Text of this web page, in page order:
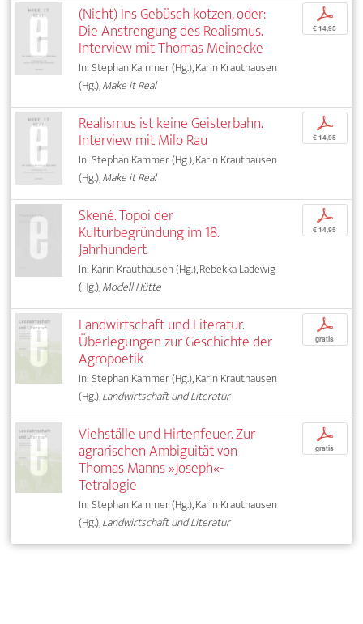
(Nicht) Ins Gebüsch kotzen, oder:
Die Anstrengung des Realismus.
Interview mit Thomas Meinecke
In: Stephan Kammer (Hg.), Karin Krauthausen
(Hg.),Make it Real
p
€ 14,95
Realismus ist keine Geisterbahn.
Interview mit Milo Rau
In: Stephan Kammer (Hg.), Karin Krauthausen
(Hg.),Make it Real
p
€ 14,95
Skené. Topoi der
Kulturbegründung im 18.
Jahrhundert
In: Karin Krauthausen (Hg.), Rebekka Ladewig
(Hg.),Modell Hütte
p
€ 14,95
Landwirtschaft und Literatur.
Überlegungen zur Geschichte der
Agropoetik
In: Stephan Kammer (Hg.), Karin Krauthausen
(Hg.),Landwirtschaft und Literatur
p
gratis
Viehställe und Hirtenfeuer. Zur
agrarischen Ambiguität von
Thomas Manns »Joseph«-
Tetralogie
In: Stephan Kammer (Hg.), Karin Krauthausen
(Hg.),Landwirtschaft und Literatur
p
gratis